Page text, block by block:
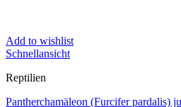
Add to wishlist
Schnellansicht
Reptilien
Pantherchamäleon (Furcifer pardalis)